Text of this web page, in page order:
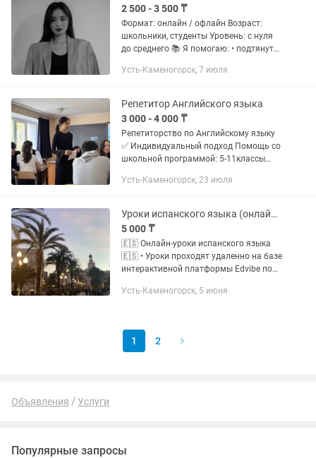
2 500 - 3 500 ₸
Формат: онлайн / офлайн Возраст:
школьники, студенты Уровень: с нуля
до среднего 📚 Я помогаю: • подтянуть
к экзаменам и тестам • улучшить
Усть-Каменогорск, 7 июля
Репетитор Английского языка
3 000 - 4 000 ₸
Репетиторство по Английскому языку
✅ Индивидуальный подход Помощь со
школьной программой: 5-11классы
для студентов. Подготовки на
Усть-Каменогорск, 23 июля
Уроки испанского языка (онлайн, индивидуально)
5 000 ₸
🇪🇸 Онлайн-уроки испанского языка
🇪🇸 • Уроки проходят удаленно на базе
интерактивной платформы Edvibe по
говорении, расширении словарного
Усть-Каменогорск, 5 июня
1 2
Объявления Услуги
Популярные запросы